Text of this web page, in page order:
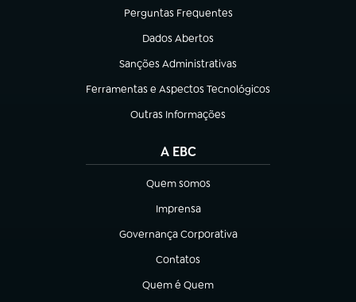
Perguntas Frequentes
(abre em nova aba)
Dados Abertos
(abre em nova aba)
Sanções Administrativas
(abre em nova aba)
Ferramentas e Aspectos Tecnológicos
(abre em nova aba)
Outras Informações
(abre em nova aba)
A EBC
Quem somos
(abre em nova aba)
Imprensa
(abre em nova aba)
Governança Corporativa
(abre em nova aba)
Contatos
(abre em nova aba)
Quem é Quem
(abre em nova aba)